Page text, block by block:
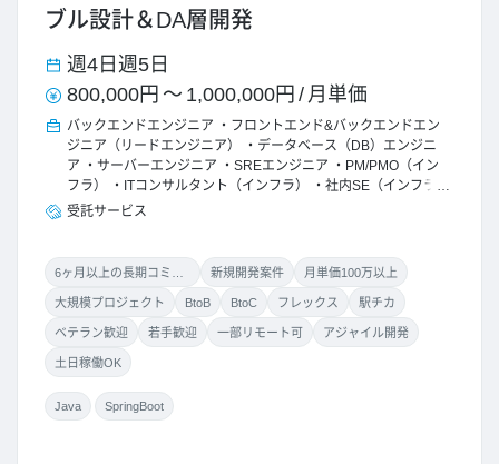
ブル設計＆DA層開発
週4日 週5日
800,000円 ～ 1,000,000円 / 月単価
バックエンドエンジニア
フロントエンド&バックエンドエン
ジニア（リードエンジニア）
データベース（DB）エンジニ
ア
サーバーエンジニア SREエンジニア
PM/PMO（イン
フラ）
ITコンサルタント（インフラ）
社内SE（インフラ）
受託サービス
新規開発案件 月単価100万以上
大規模プロジェクト BtoB BtoC フレックス 駅チカ
ベテラン歓迎 若手歓迎 一部リモート可 アジャイル開発
土日稼働OK
Java SpringBoot